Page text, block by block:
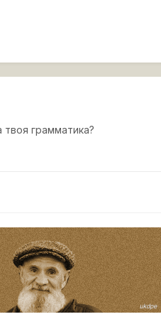
твоя грамматика?